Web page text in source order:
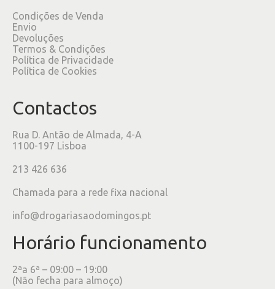
Condições de Venda
Envio
Devoluções
Termos & Condições
Política de Privacidade
Política de Cookies
Contactos
Rua D. Antão de Almada, 4-A
1100-197 Lisboa
213 426 636
Chamada para a rede fixa nacional
info@drogariasaodomingos.pt
Horário funcionamento
2ªa 6ª – 09:00 – 19:00
(Não fecha para almoço)